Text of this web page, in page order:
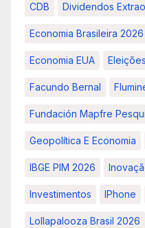
CDB Dividendos
Economia Brasileira 2026
Economia EUA
Facundo Bernal
Fundación Mapfre
Geopolítica E Economia
IBGE PIM 2026
Investimentos IPhone
Lollapalooza Brasil 2026